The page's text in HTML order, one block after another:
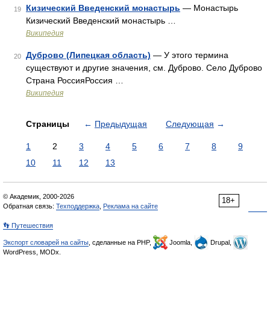
19 Кизический Введенский монастырь — Монастырь
Кизический Введенский монастырь …
Википедия
20 Дуброво (Липецкая область) — У этого термина
существуют и другие значения, см. Дуброво. Село Дуброво
Страна РоссияРоссия …
Википедия
Страницы ← Предыдущая Следующая →
1 2 3 4 5 6 7 8
9
10
11 12 13
18+
© Академик, 2000-2026
Обратная связь: Техподдержка Реклама на сайте
👣 Путешествия
Экспорт словарей на сайты , сделанные на PHP, Joomla,
Drupal,
WordPress, MODx.